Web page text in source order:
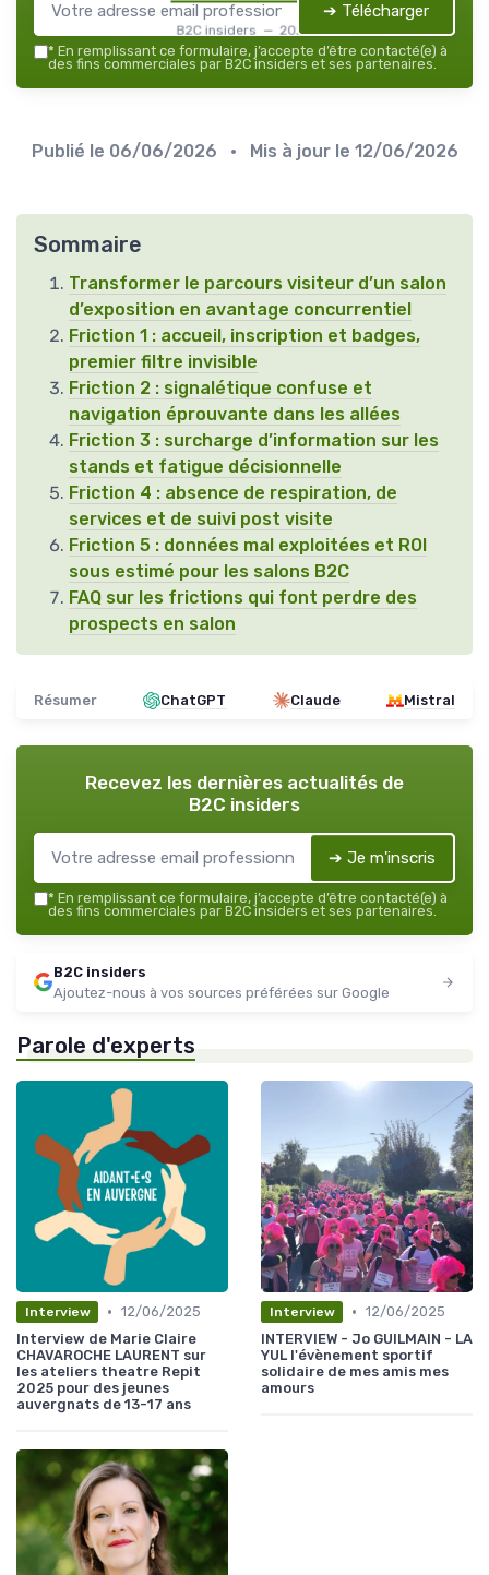
B2C insiders — 2026
➔ Télécharger
* En remplissant ce formulaire, j’accepte d’être contacté(e) à
des fins commerciales par B2C insiders et ses partenaires.
Publié le 06/06/2026 • Mis à jour le 12/06/2026
Sommaire
Transformer le parcours visiteur d’un salon
d’exposition en avantage concurrentiel
Friction 1 : accueil, inscription et badges,
premier filtre invisible
Friction 2 : signalétique confuse et
navigation éprouvante dans les allées
Friction 3 : surcharge d’information sur les
stands et fatigue décisionnelle
Friction 4 : absence de respiration, de
services et de suivi post visite
Friction 5 : données mal exploitées et ROI
sous estimé pour les salons B2C
FAQ sur les frictions qui font perdre des
prospects en salon
Résumer ChatGPT Claude Mistral
Recevez les dernières actualités de
B2C insiders
➔ Je m'inscris
* En remplissant ce formulaire, j’accepte d’être contacté(e) à
des fins commerciales par B2C insiders et ses partenaires.
B2C insiders
Ajoutez-nous à vos sources préférées sur Google
Parole d'experts
Interview • 12/06/2025
Interview de Marie Claire
CHAVAROCHE LAURENT sur
les ateliers theatre Repit
2025 pour des jeunes
auvergnats de 13-17 ans
Interview • 12/06/2025
INTERVIEW - Jo GUILMAIN - LA
YUL l'évènement sportif
solidaire de mes amis mes
amours